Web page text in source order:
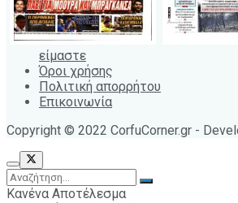
είμαστε
Όροι χρήσης
Πολιτική απορρήτου
Επικοινωνία
Copyright © 2022 CorfuCorner.gr -
Κανένα Αποτέλεσμα